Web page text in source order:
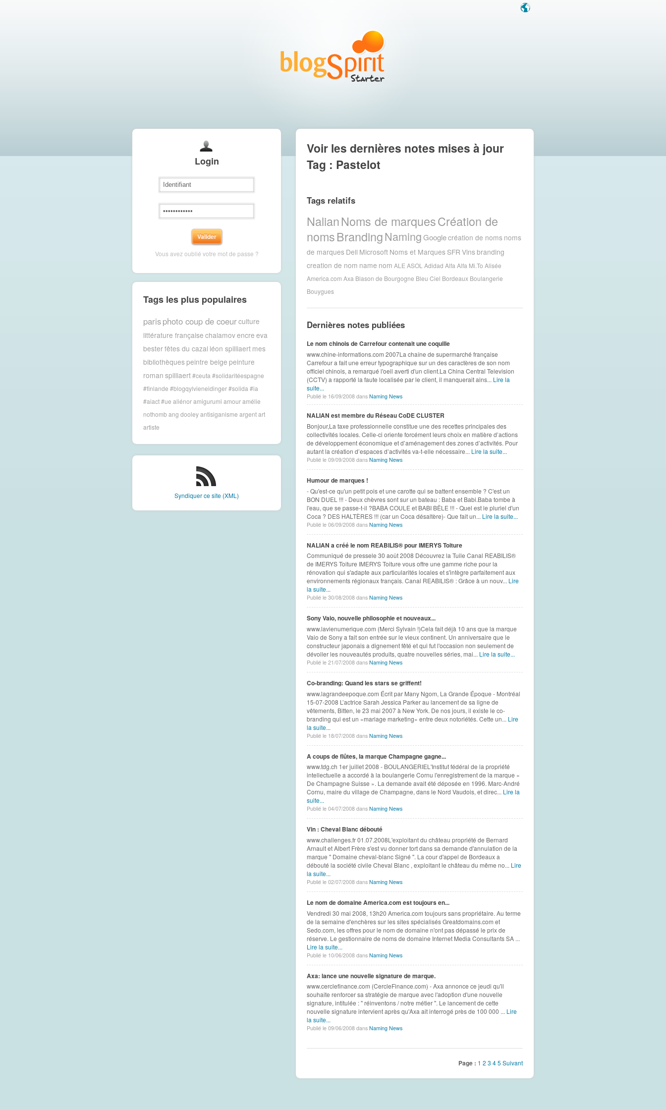
Login
Vous avez oublié votre mot de passe ?
Tags les plus populaires
parisphoto coup de coeurculture
littérature française chalamovencre eva
besterfêtes du cazal léon spilliaert mes
bibliothèquespeintre belge peinture
roman spilliaert #ceuta #solidaritéespagne
#finlande #blogqylvieneidinger #solida #ia
#aiact #ue aliénor amigurumi amour amélie
nothomb ang dooley antisiganisme argent art
artiste
Syndiquer ce site (XML)
Voir les dernières notes mises à jour
Tag : Pastelot
Tags relatifs
NalianNoms de marquesCréation de
nomsBrandingNamingGooglecréation de noms noms
de marques Dell Microsoft Noms et Marques SFR Vinsbranding
creation de nom name nom ALE ASOL Adidad Alfa Alfa Mi.To Alisée
America.com Axa Blason de Bourgogne Bleu Ciel Bordeaux Boulangerie
Bouygues
Dernières notes publiées
Le nom chinois de Carrefour contenait une coquille
www.chine-informations.com 2007La chaîne de supermarché française
Carrefour a fait une erreur typographique sur un des caractères de son nom
officiel chinois, a remarqué l'oeil averti d'un client.La China Central Television
(CCTV) a rapporté la faute localisée par le client, il manquerait ains... Lire la
suite...
Publié le 16/09/2008 dans Naming News
NALIAN est membre du Réseau CoDE CLUSTER
Bonjour,La taxe professionnelle constitue une des recettes principales des
collectivités locales. Celle-ci oriente forcément leurs choix en matière d’actions
de développement économique et d’aménagement des zones d’activités. Pour
autant la création d’espaces d’activités va-t-elle nécessaire... Lire la suite...
Publié le 09/09/2008 dans Naming News
Humour de marques !
- Qu'est-ce qu'un petit pois et une carotte qui se battent ensemble ? C'est un
BON DUEL !!! - Deux chèvres sont sur un bateau : Baba et Babi.Baba tombe à
l'eau, que se passe-t-il ?BABA COULE et BABI BÊLE !!! - Quel est le pluriel d'un
Coca ? DES HALTÈRES !!! (car un Coca désaltère)- Que fait un... Lire la suite...
Publié le 06/09/2008 dans Naming News
NALIAN a créé le nom REABILIS® pour IMERYS Toiture
Communiqué de pressele 30 août 2008 Découvrez la Tuile Canal REABILIS®
de IMERYS Toiture IMERYS Toiture vous offre une gamme riche pour la
rénovation qui s'adapte aux particularités locales et s'intègre parfaitement aux
environnements régionaux français. Canal REABILIS® : Grâce à un nouv... Lire
la suite...
Publié le 30/08/2008 dans Naming News
Sony Vaio, nouvelle philosophie et nouveaux...
www.lavienumerique.com (Merci Sylvain !)Cela fait déjà 10 ans que la marque
Vaio de Sony a fait son entrée sur le vieux continent. Un anniversaire que le
constructeur japonais a dignement fêté et qui fut l'occasion non seulement de
dévoiler les nouveautés produits, quatre nouvelles séries, mai... Lire la suite...
Publié le 21/07/2008 dans Naming News
Co-branding: Quand les stars se griffent!
www.lagrandeepoque.com Écrit par Many Ngom, La Grande Époque - Montréal
15-07-2008 L’actrice Sarah Jessica Parker au lancement de sa ligne de
vêtements, Bitten, le 23 mai 2007 à New York. De nos jours, il existe le co-
branding qui est un «mariage marketing» entre deux notoriétés. Cette un... Lire
la suite...
Publié le 18/07/2008 dans Naming News
A coups de flûtes, la marque Champagne gagne...
www.tdg.ch 1er juillet 2008 - BOULANGERIEL'Institut fédéral de la propriété
intellectuelle a accordé à la boulangerie Cornu l'enregistrement de la marque «
De Champagne Suisse ». La demande avait été déposée en 1996. Marc-André
Cornu, maire du village de Champagne, dans le Nord Vaudois, et direc... Lire la
suite...
Publié le 04/07/2008 dans Naming News
Vin : Cheval Blanc débouté
www.challenges.fr 01.07.2008L'exploitant du château propriété de Bernard
Arnault et Albert Frère s'est vu donner tort dans sa demande d'annulation de la
marque " Domaine cheval-blanc Signé ". La cour d'appel de Bordeaux a
débouté la société civile Cheval Blanc , exploitant le château du même no... Lire
la suite...
Publié le 02/07/2008 dans Naming News
Le nom de domaine America.com est toujours en...
Vendredi 30 mai 2008, 13h20 America.com toujours sans propriétaire. Au terme
de la semaine d'enchères sur les sites spécialisés Greatdomains.com et
Sedo.com, les offres pour le nom de domaine n'ont pas dépassé le prix de
réserve. Le gestionnaire de noms de domaine Internet Media Consultants SA ...
Lire la suite...
Publié le 10/06/2008 dans Naming News
Axa: lance une nouvelle signature de marque.
www.cerclefinance.com (CercleFinance.com) - Axa annonce ce jeudi qu'il
souhaite renforcer sa stratégie de marque avec l'adoption d'une nouvelle
signature, intitulée : " réinventons / notre métier ". Le lancement de cette
nouvelle signature intervient après qu'Axa ait interrogé près de 100 000 ... Lire
la suite...
Publié le 09/06/2008 dans Naming News
Page : 1 2 3 4 5 Suivant